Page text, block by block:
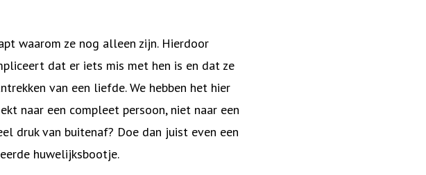
waarom ze nog alleen zijn. Hierdoor
dat er iets mis met hen is en dat ze
van een liefde. We hebben het hier
naar een compleet persoon, niet naar een
druk van buitenaf? Doe dan juist even een
huwelijksbootje.